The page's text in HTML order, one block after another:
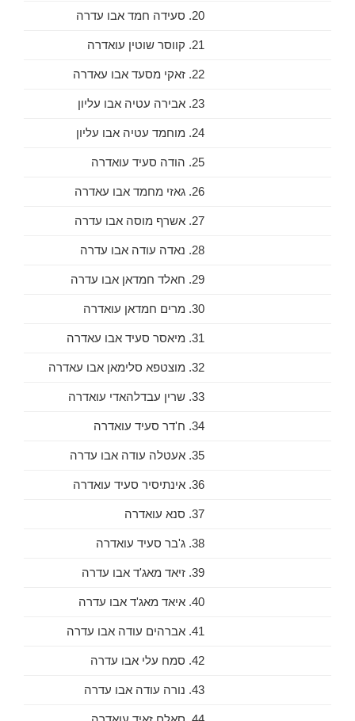
20. סעידה חמד אבו עדרה
21. קווסר שוטין עואדרה
22. זאקי מסעד אבו עאדרה
23. אבירה עטיה אבו עליון
24. מוחמד עטיה אבו עליון
25. הודה סעיד עואדרה
26. גאזי מחמד אבו עאדרה
27. אשרף מוסה אבו עדרה
28. נאדה עודה אבו עדרה
29. חאלד חמדאן אבו עדרה
30. מרים חמדאן עואדרה
31. מיאסר סעיד אבו עאדרה
32. מוצטפא סלימאן אבו עאדרה
33. שרין עבדלהאדי עואדרה
34. ח'דר סעיד עואדרה
35. אעטלה עודה אבו עדרה
36. אינתיסיר סעיד עואדרה
37. סנא עואדרה
38. ג'בר סעיד עואדרה
39. זיאד מאג'ד אבו עדרה
40. איאד מאג'ד אבו עדרה
41. אברהים עודה אבו עדרה
42. סמח עלי אבו עדרה
43. נורה עודה אבו עדרה